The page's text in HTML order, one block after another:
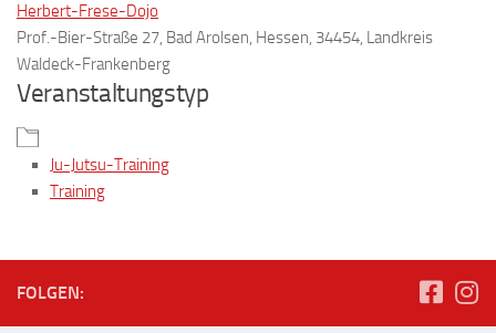
Herbert-Frese-Dojo
Prof.-Bier-Straße 27, Bad Arolsen, Hessen, 34454, Landkreis
Waldeck-Frankenberg
Veranstaltungstyp
Ju-Jutsu-Training
Training
FOLGEN: